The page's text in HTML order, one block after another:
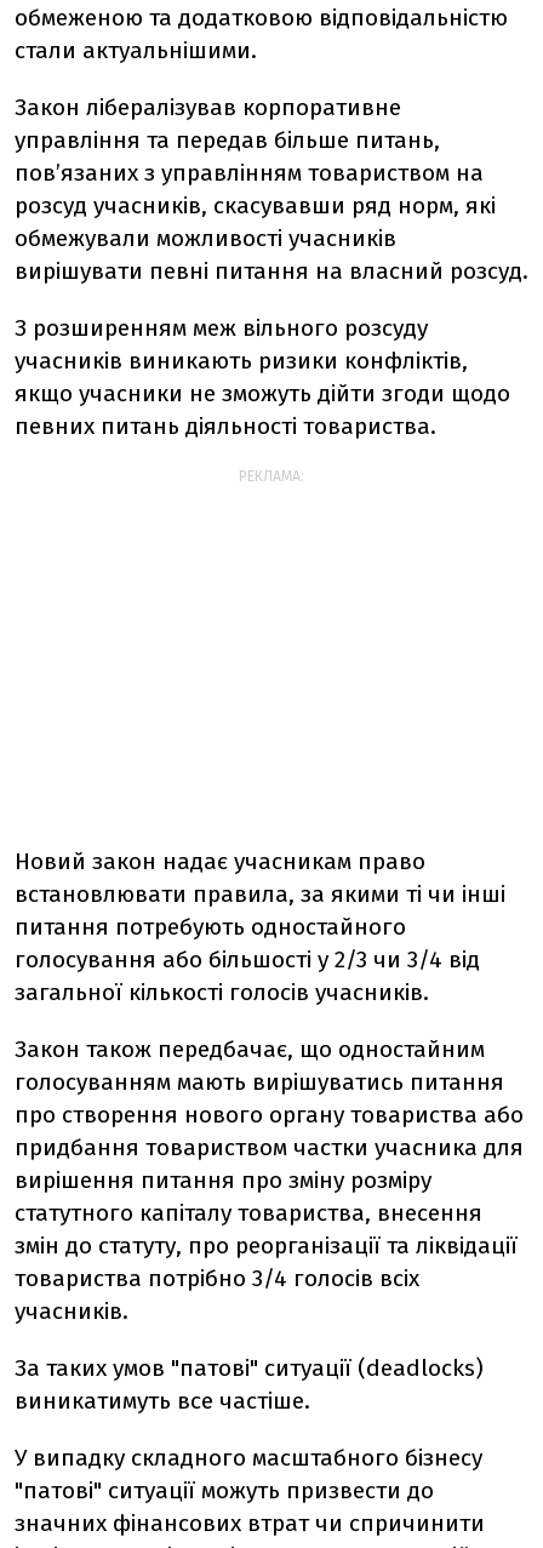
обмеженою та додатковою відповідальністю
стали актуальнішими.
Закон лібералізував корпоративне
управління та передав більше питань,
пов’язаних з управлінням товариством на
розсуд учасників, скасувавши ряд норм, які
обмежували можливості учасників
вирішувати певні питання на власний розсуд.
З розширенням меж вільного розсуду
учасників виникають ризики конфліктів,
якщо учасники не зможуть дійти згоди щодо
певних питань діяльності товариства.
РЕКЛАМА:
Новий закон надає учасникам право
встановлювати правила, за якими ті чи інші
питання потребують одностайного
голосування або більшості у 2/3 чи 3/4 від
загальної кількості голосів учасників.
Закон також передбачає, що одностайним
голосуванням мають вирішуватись питання
про створення нового органу товариства або
придбання товариством частки учасника для
вирішення питання про зміну розміру
статутного капіталу товариства, внесення
змін до статуту, про реорганізації та ліквідації
товариства потрібно 3/4 голосів всіх
учасників.
За таких умов "патові" ситуації (deadlocks)
виникатимуть все частіше.
У випадку складного масштабного бізнесу
"патові" ситуації можуть призвести до
значних фінансових втрат чи спричинити